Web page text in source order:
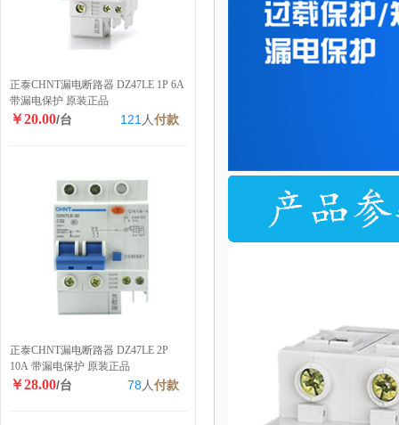
正泰CHNT漏电断路器 DZ47LE 1P 6A
带漏电保护 原装正品
￥20.00/台 121 人付款
正泰CHNT漏电断路器 DZ47LE 2P
10A 带漏电保护 原装正品
￥28.00/台 78 人付款